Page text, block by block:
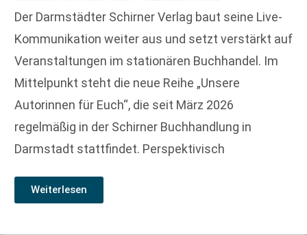
Der Darmstädter Schirner Verlag baut seine Live-
Kommunikation weiter aus und setzt verstärkt auf
Veranstaltungen im stationären Buchhandel. Im
Mittelpunkt steht die neue Reihe „Unsere
Autorinnen für Euch“, die seit März 2026
regelmäßig in der Schirner Buchhandlung in
Darmstadt stattfindet. Perspektivisch
Weiterlesen